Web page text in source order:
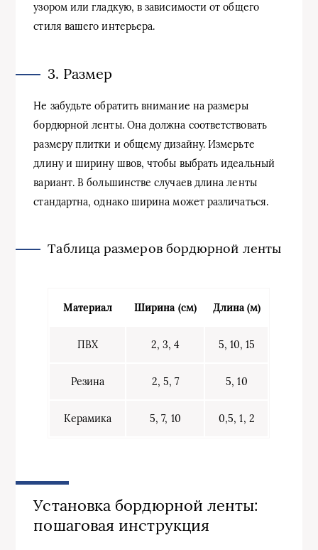
узором или гладкую, в зависимости от общего
стиля вашего интерьера.
3. Размер
Не забудьте обратить внимание на размеры
бордюрной ленты. Она должна соответствовать
размеру плитки и общему дизайну. Измерьте
длину и ширину швов, чтобы выбрать идеальный
вариант. В большинстве случаев длина ленты
стандартна, однако ширина может различаться.
Таблица размеров бордюрной ленты
Материал Ширина (см) Длина (м)
ПВХ 2, 3, 4 5, 10, 15
Резина 2, 5, 7 5, 10
Керамика 5, 7, 10 0,5, 1, 2
Установка бордюрной ленты:
пошаговая инструкция